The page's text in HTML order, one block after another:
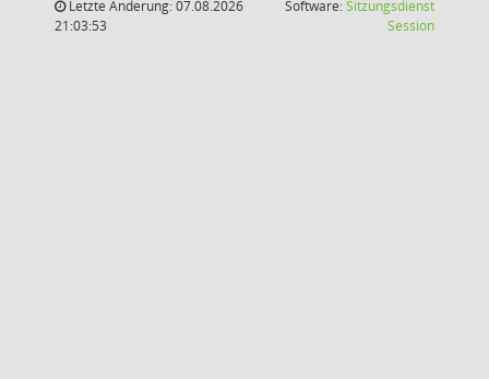
Letzte Änderung: 07.08.2026
21:03:53
Software:Sitzungsdienst
Session(Wird in